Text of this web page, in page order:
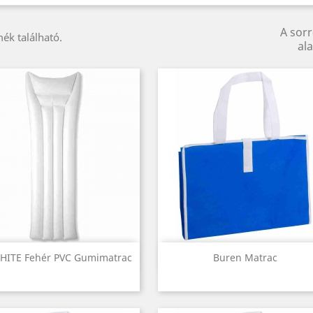
található.
A
Fehér PVC Gumimatrac
Előnézet Buren Matrac
Előnézet